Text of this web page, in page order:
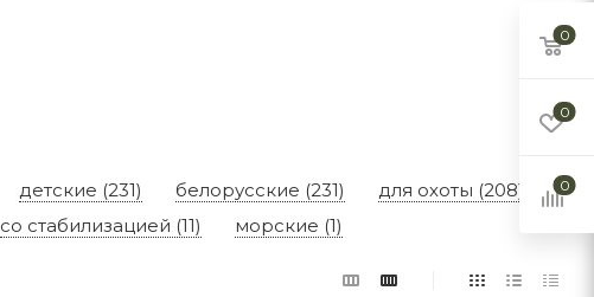
детские (231) белорусские (231)
для охоты (208)
со стабилизацией (11) морские (1)
0
0
0